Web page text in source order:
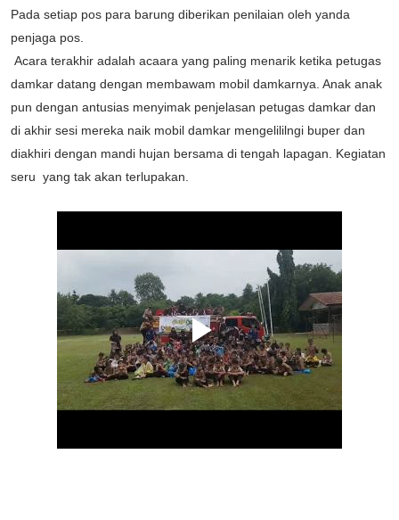
Pada setiap pos para barung diberikan penilaian oleh yanda
penjaga pos.
Acara terakhir adalah acaara yang paling menarik ketika petugas
damkar datang dengan membawam mobil damkarnya. Anak anak
pun dengan antusias menyimak penjelasan petugas damkar dan
di akhir sesi mereka naik mobil damkar mengelililngi buper dan
diakhiri dengan mandi hujan bersama di tengah lapagan. Kegiatan
seru yang tak akan terlupakan.